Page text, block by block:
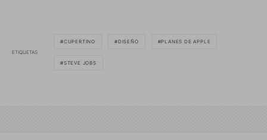
ETIQUETAS
CUPERTINO DISEÑO PLANES DE APPLE
STEVE JOBS